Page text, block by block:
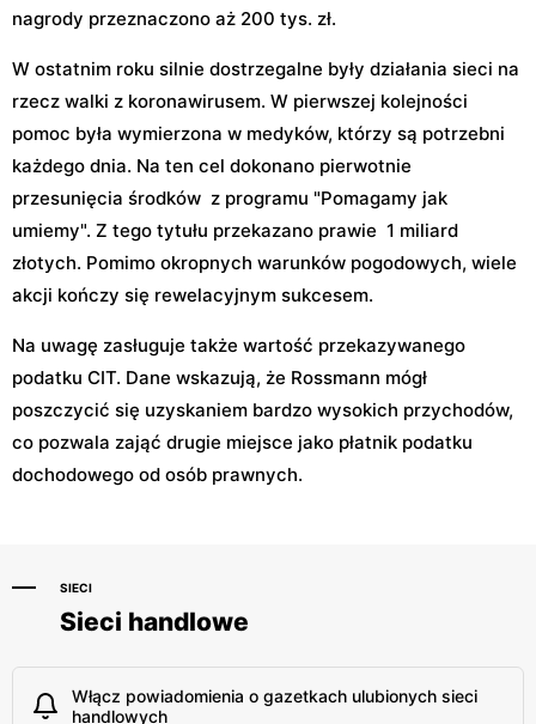
nagrody przeznaczono aż 200 tys. zł.
W ostatnim roku silnie dostrzegalne były działania sieci na
rzecz walki z koronawirusem. W pierwszej kolejności
pomoc była wymierzona w medyków, którzy są potrzebni
każdego dnia. Na ten cel dokonano pierwotnie
przesunięcia środków z programu "Pomagamy jak
umiemy". Z tego tytułu przekazano prawie 1 miliard
złotych. Pomimo okropnych warunków pogodowych, wiele
akcji kończy się rewelacyjnym sukcesem.
Na uwagę zasługuje także wartość przekazywanego
podatku CIT. Dane wskazują, że Rossmann mógł
poszczycić się uzyskaniem bardzo wysokich przychodów,
co pozwala zająć drugie miejsce jako płatnik podatku
dochodowego od osób prawnych.
SIECI
Sieci handlowe
Włącz powiadomienia o gazetkach ulubionych sieci
handlowych